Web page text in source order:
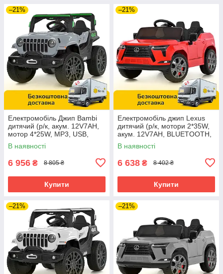
–21%
Електромобіль Джип Bambi
дитячий (р/к, акум. 12V7AH,
мотор 4*25W, MP3, USB,
BLUETOOTH) M 6357EBLR-
11 Сірий
В наявності
6 956 ₴ 8 805 ₴
Купити
–21%
Електромобіль джип Lexus
дитячий (р/к, мотори 2*35W,
акум. 12V7AH, BLUETOOTH,
MP3, USB) Bambi M
6410EBLR-3 Червоний
В наявності
6 638 ₴ 8 402 ₴
Купити
–21% –21%